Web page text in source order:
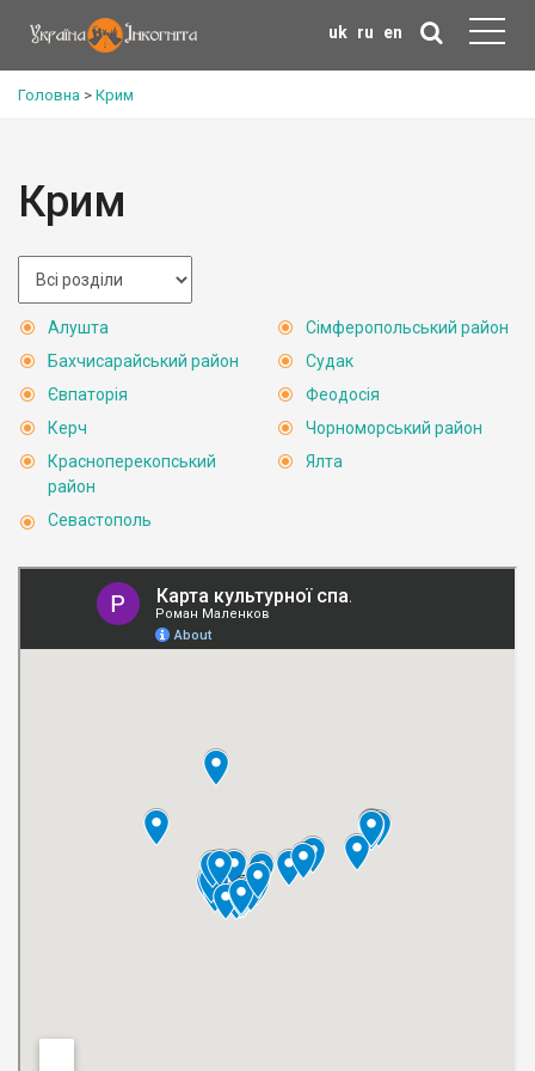
uk ru en
Головна > Крим
Крим
Алушта
Бахчисарайський район
Євпаторія
Керч
Красноперекопський
район
Севастополь
Сімферопольський район
Судак
Феодосія
Чорноморський район
Ялта